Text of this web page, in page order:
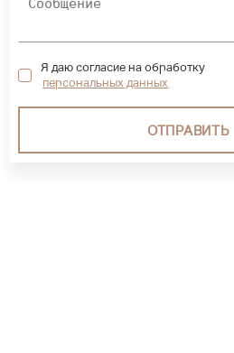
Я даю согласие на обработку
персональных данных
ОТПРАВИТЬ